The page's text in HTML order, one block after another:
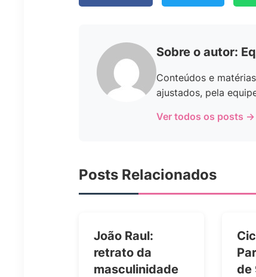
Sobre o autor:
Conteúdos e
ajustados, pela
Ver todos os posts →
Posts Relacionados
João Raul:
retrato da
masculinidade
de